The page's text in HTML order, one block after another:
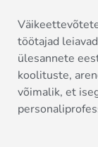
töötajad
ülesannete
koolituste,
võimalik, et